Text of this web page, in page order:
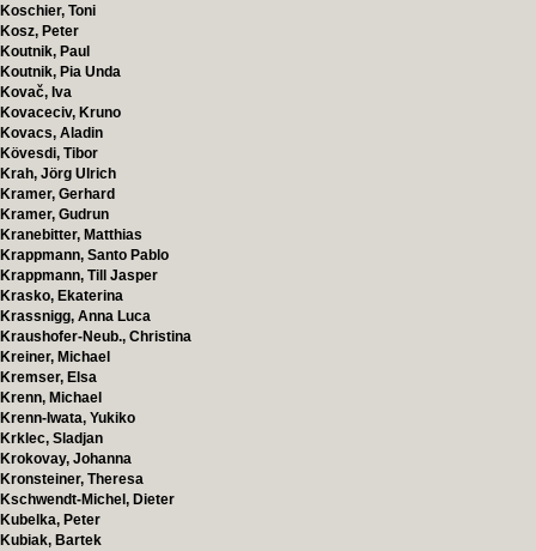
Koschier, Toni
Kosz, Peter
Koutnik, Paul
Koutnik, Pia Unda
Kovač, Iva
Kovaceciv, Kruno
Kovacs, Aladin
Kövesdi, Tibor
Krah, Jörg Ulrich
Kramer, Gerhard
Kramer, Gudrun
Kranebitter, Matthias
Krappmann, Santo Pablo
Krappmann, Till Jasper
Krasko, Ekaterina
Krassnigg, Anna Luca
Kraushofer-Neub., Christina
Kreiner, Michael
Kremser, Elsa
Krenn, Michael
Krenn-Iwata, Yukiko
Krklec, Sladjan
Krokovay, Johanna
Kronsteiner, Theresa
Kschwendt-Michel, Dieter
Kubelka, Peter
Kubiak, Bartek